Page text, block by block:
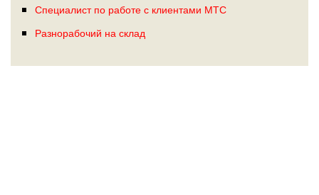
Специалист по работе с клиентами МТС
Разнорабочий на склад